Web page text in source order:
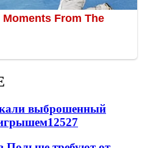
выброшенный
12527